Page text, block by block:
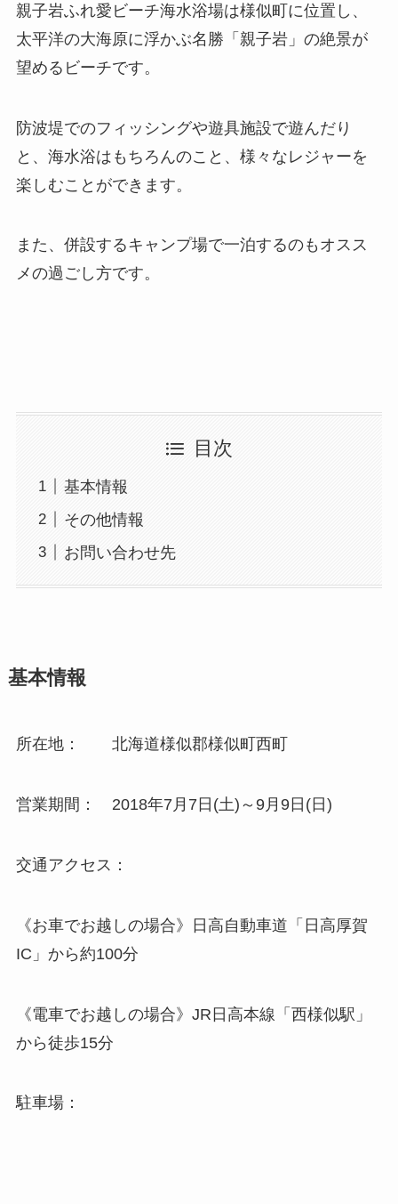
親子岩ふれ愛ビーチ海水浴場は様似町に位置し、
太平洋の大海原に浮かぶ名勝「親子岩」の絶景が
望めるビーチです。
防波堤でのフィッシングや遊具施設で遊んだり
と、海水浴はもちろんのこと、様々なレジャーを
楽しむことができます。
また、併設するキャンプ場で一泊するのもオスス
メの過ごし方です。
目次
基本情報
その他情報
お問い合わせ先
基本情報
所在地： 北海道様似郡様似町西町
営業期間： 2018年7月7日(土)～9月9日(日)
交通アクセス：
《お車でお越しの場合》日高自動車道「日高厚賀
IC」から約100分
《電車でお越しの場合》JR日高本線「西様似駅」
から徒歩15分
駐車場：